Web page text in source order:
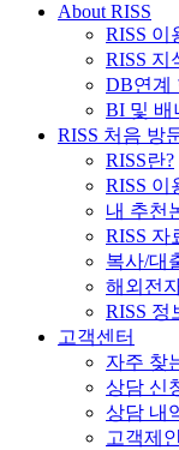
About RISS
RISS 이
RISS 지
DB연계
BI 및 배
RISS 처음 방
RISS란?
RISS 이
내 추천
RISS 자
복사/대
해외전
RISS 정
고객센터
자주 찾
상담 신
상담 내
고객제